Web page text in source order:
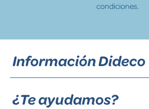
condiciones.
Información Dideco
¿Te ayudamos?